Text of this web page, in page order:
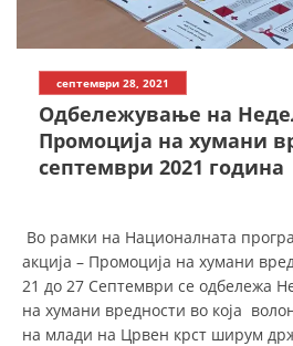
ПРИРАЧНИЦИ
септември 28, 2021
Одбележување на
Промоција на хумани
септември 2021 година
Во рамки на Националната
акција – Промоција на хумани
21 до 27 Септември се одбележа
на хумани вредности во која
на млади на Црвен крст ширум